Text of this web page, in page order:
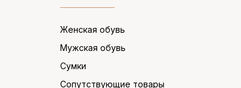
Женская обувь
Мужская обувь
Сумки
Сопутствующие товары